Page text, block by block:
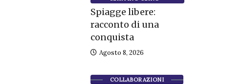
Spiagge libere:
racconto di una
conquista
Agosto 8, 2026
COLLABORAZIONI